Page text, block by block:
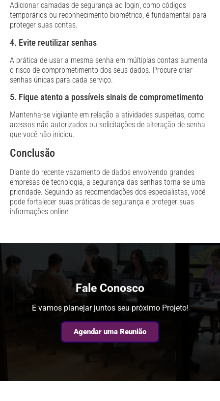
Adicionar camadas de segurança ao login, como códigos
temporários ou reconhecimento biométrico, é fundamental para
proteger suas contas.
4. Evite reutilizar senhas
A prática de usar a mesma senha em múltiplas contas aumenta
o risco de comprometimento dos seus dados. Procure criar
senhas únicas para cada serviço.
5. Fique atento a possíveis sinais de comprometimento
Mantenha-se vigilante em relação a atividades suspeitas, como
acessos não autorizados ou solicitações de alteração de senha
que você não iniciou.
Conclusão
Diante do recente vazamento de dados envolvendo grandes
empresas de tecnologia, a segurança das senhas torna-se uma
prioridade. Seguindo as recomendações dos especialistas, você
pode fortalecer suas práticas de segurança e proteger suas
informações online.
Fale Conosco
E vamos planejar juntos seu próximo Projeto!
Agendar uma Reunião